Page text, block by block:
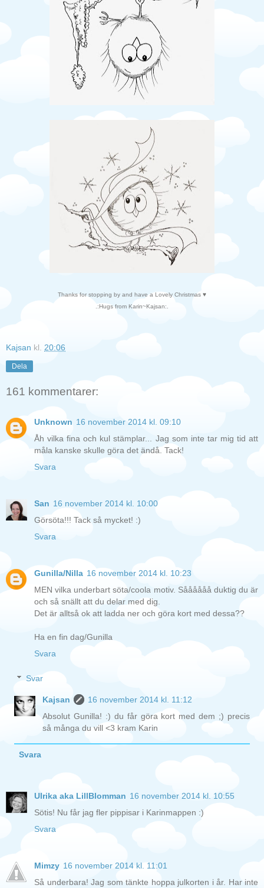
Thanks for stopping by and have a Lovely Christmas ♥
.:Hugs from Karin~Kajsan:.
Kajsan kl. 20:06
Dela
161 kommentarer:
Unknown 16 november 2014 kl. 09:10
Åh vilka fina och kul stämplar... Jag som inte tar mig tid att
måla kanske skulle göra det ändå. Tack!
Svara
San 16 november 2014 kl. 10:00
Görsöta!!! Tack så mycket! :)
Svara
Gunilla/Nilla 16 november 2014 kl. 10:23
MEN vilka underbart söta/coola motiv. Såååååå duktig du är
och så snällt att du delar med dig.
Det är alltså ok att ladda ner och göra kort med dessa??
Ha en fin dag/Gunilla
Svara
Svar
Kajsan
16 november 2014 kl. 11:12
Absolut Gunilla! :) du får göra kort med dem ;) precis
så många du vill <3 kram Karin
Svara
Ulrika aka LillBlomman 16 november 2014 kl. 10:55
Sötis! Nu får jag fler pippisar i Karinmappen :)
Svara
Mimzy 16 november 2014 kl. 11:01
Så underbara! Jag som tänkte hoppa julkorten i år. Har inte